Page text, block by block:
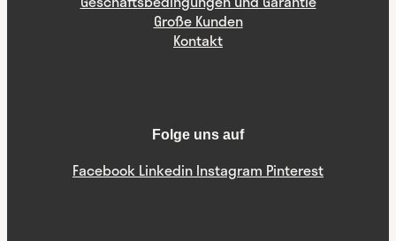
Große Kunden
Kontakt
Folge uns auf
Facebook Linkedin Instagram Pinterest